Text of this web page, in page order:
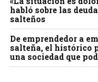
habló sobre las
salteños
De emprendedor a
salteña, el histórico
una sociedad que